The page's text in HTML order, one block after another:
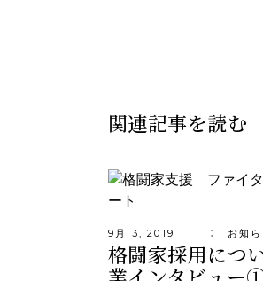
関連記事を読む
9月 3, 2019 お知
格闘家採用につ